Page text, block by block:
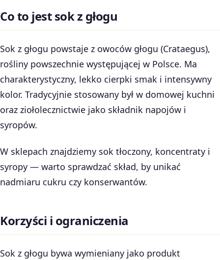
Co to jest sok z głogu
Sok z głogu powstaje z owoców głogu (Crataegus),
rośliny powszechnie występującej w Polsce. Ma
charakterystyczny, lekko cierpki smak i intensywny
kolor. Tradycyjnie stosowany był w domowej kuchni
oraz ziołolecznictwie jako składnik napojów i
syropów.
W sklepach znajdziemy sok tłoczony, koncentraty i
syropy — warto sprawdzać skład, by unikać
nadmiaru cukru czy konserwantów.
Korzyści i ograniczenia
Sok z głogu bywa wymieniany jako produkt